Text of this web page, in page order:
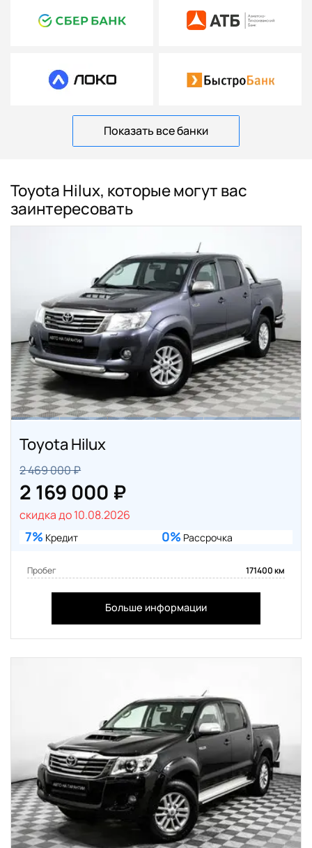
Показать все банки
Toyota Hilux, которые могут вас
заинтересовать
Toyota Hilux
2 469 000 ₽
2 169 000 ₽
скидка до 10.08.2026
7% Кредит 0% Рассрочка
Пробег 171400 км
Больше информации